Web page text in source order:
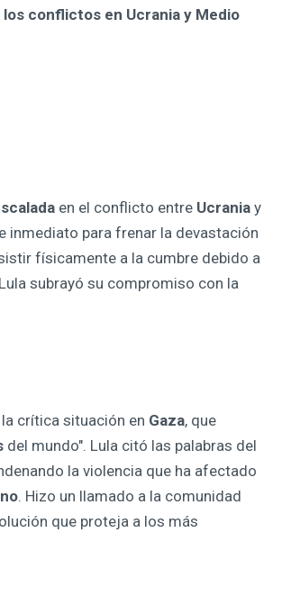
conflictos en Ucrania y Medio
en el conflicto entre Ucrania y
inmediato para frenar la devastación
físicamente a la cumbre debido a
subrayó su compromiso con la
crítica situación en Gaza, que
del mundo". Lula citó las palabras del
la violencia que ha afectado
. Hizo un llamado a la comunidad
que proteja a los más